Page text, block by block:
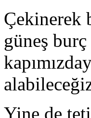
Çekinerek
güneş
Yine de